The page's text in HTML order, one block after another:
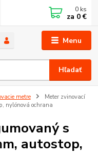
Menu
Hľadať
0 ks
za 0 €
metre
Meter zvinovací
nylónová ochrana
s
autostop,